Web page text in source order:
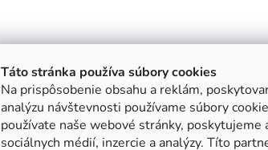
Táto stránka používa súbory cookies
Na prispôsobenie obsahu a reklám,
analýzu návštevnosti používame súbory
používate naše webové stránky,
sociálnych médií, inzercie a analýzy. Títo